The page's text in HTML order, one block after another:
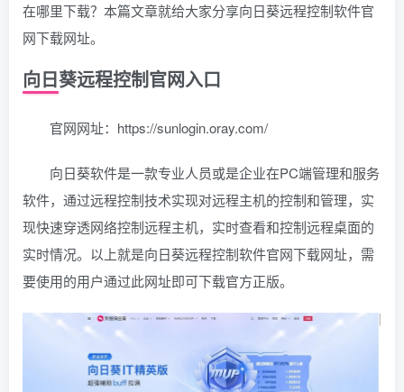
在哪里下载？本篇文章就给大家分享向日葵远程控制软件官
网下载网址。
向日葵远程控制官网入口
官网网址：https://sunlogin.oray.com/
向日葵软件是一款专业人员或是企业在PC端管理和服务
软件，通过远程控制技术实现对远程主机的控制和管理，实
现快速穿透网络控制远程主机，实时查看和控制远程桌面的
实时情况。以上就是向日葵远程控制软件官网下载网址，需
要使用的用户通过此网址即可下载官方正版。